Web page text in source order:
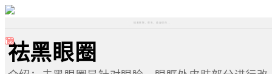
祛黑眼圈
费
用
方
法
治
疗
恢
复